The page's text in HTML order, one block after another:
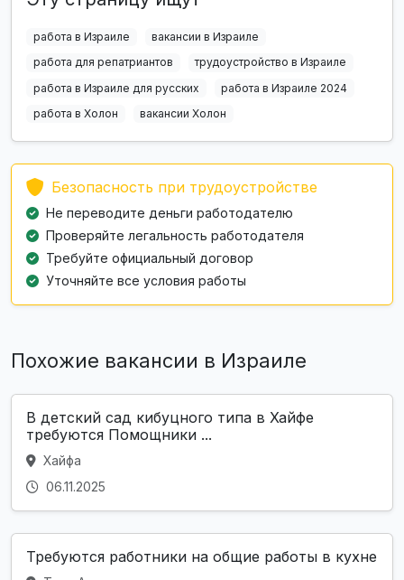
работа в Израиле
вакансии в Израиле
работа для репатриантов
трудоустройство в Израиле
работа в Израиле для русских
работа в Израиле 2024
работа в Холон
вакансии Холон
Безопасность при трудоустройстве
Не переводите деньги работодателю
Проверяйте легальность работодателя
Требуйте официальный договор
Уточняйте все условия работы
Похожие вакансии в Израиле
В детский сад кибуцного типа в Хайфе
требуются Помощники ...
Хайфа
06.11.2025
Требуются работники на общие работы в кухне